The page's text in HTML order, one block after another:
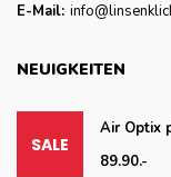
E-Mail:
NEUIGKEITEN
Air Optix
89.90.-